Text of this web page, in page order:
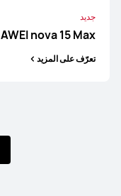
جديد
nova 15 Max
تعرّف على المزيد